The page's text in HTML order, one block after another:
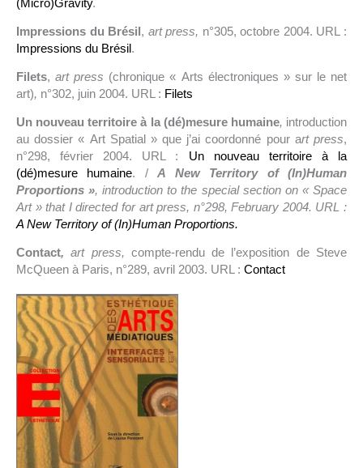
Impressions du Brésil, art press, n°305, octobre 2004. URL :
Impressions du Brésil.
Filets,art press (chronique « Arts électroniques » sur le net
art), n°302, juin 2004. URL : Filets
Un nouveau territoire à la (dé)mesure humaine, introduction
au dossier « Art Spatial » que j’ai coordonné pour art press,
n°298, février 2004. URL : Un nouveau territoire à la
(dé)mesure humaine. /A New Territory of (In)Human
Proportions », introduction to the special section on « Space
Art » that I directed for art press, n°298, February 2004. URL :
A New Territory of (In)Human Proportions.
Contact, art press, compte-rendu de l’exposition de Steve
McQueen à Paris, n°289, avril 2003. URL : Contact